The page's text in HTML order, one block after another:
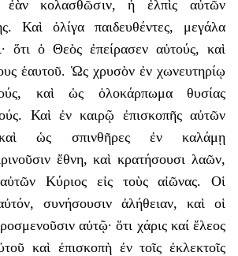
ἐὰν κολασθῶσιν, ἡ ἐλπὶς αὐτῶν
Καὶ ὀλίγα παιδευθέντες, μεγάλα
ὅτι ὁ Θεὸς ἐπείρασεν αὐτούς, καὶ
ἑαυτοῦ. Ὡς χρυσὸν ἐν χωνευτηρίῳ
καὶ ὡς ὁλοκάρπωμα θυσίας
Καὶ ἐν καιρῷ ἐπισκοπῆς αὐτῶν
καὶ ὡς σπινθῆρες ἐν καλάμῃ
ἔθνη, καὶ κρατήσουσι λαῶν,
Κύριος εἰς τοὺς αἰῶνας. Οἱ
συνήσουσιν ἀλήθειαν, καὶ οἱ
αὐτῷ· ὅτι χάρις καί ἔλεος
καὶ ἐπισκοπὴ ἐν τοῖς ἐκλεκτοῖς